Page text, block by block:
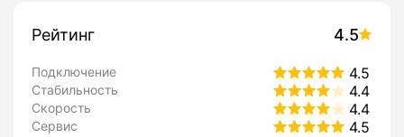
Рейтинг 4.5
Подключение 4.5
Стабильность 4.4
Скорость 4.4
Сервис 4.5